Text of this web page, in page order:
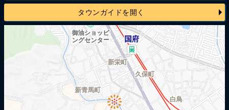
タウンガイドを開く